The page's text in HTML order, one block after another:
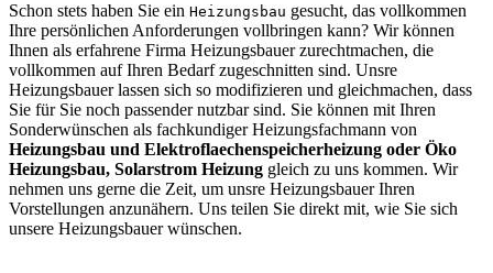
Schon stets haben Sie ein Heizungsbau gesucht, das vollkommen
Ihre persönlichen Anforderungen vollbringen kann? Wir können
Ihnen als erfahrene Firma Heizungsbauer zurechtmachen, die
vollkommen auf Ihren Bedarf zugeschnitten sind. Unsre
Heizungsbauer lassen sich so modifizieren und gleichmachen, dass
Sie für Sie noch passender nutzbar sind. Sie können mit Ihren
Sonderwünschen als fachkundiger Heizungsfachmann von
Heizungsbau und Elektroflaechenspeicherheizung oder Öko
Heizungsbau, Solarstrom Heizung gleich zu uns kommen. Wir
nehmen uns gerne die Zeit, um unsre Heizungsbauer Ihren
Vorstellungen anzunähern. Uns teilen Sie direkt mit, wie Sie sich
unsere Heizungsbauer wünschen.